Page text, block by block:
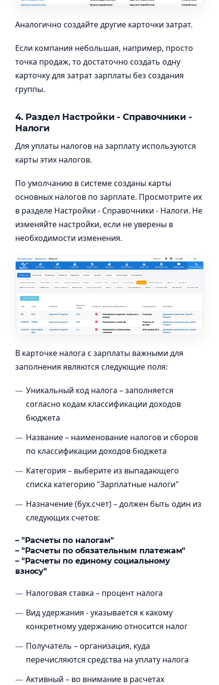
Аналогично создайте другие карточки затрат.
Если компания небольшая, например, просто
точка продаж, то достаточно создать одну
карточку для затрат зарплаты без создания
группы.
4. Раздел Настройки - Справочники -
Налоги
Для уплаты налогов на зарплату используются
карты этих налогов.
По умолчанию в системе созданы карты
основных налогов по зарплате. Просмотрите их
в разделе Настройки - Справочники - Налоги. Не
изменяйте настройки, если не уверены в
необходимости изменения.
В карточке налога с зарплаты важными для
заполнения являются следующие поля:
Уникальный код налога – заполняется
согласно кодам классификации доходов
бюджета
Название – наименование налогов и сборов
по классификации доходов бюджета
Категория – выберите из выпадающего
списка категорию "Зарплатные налоги"
Назначение (бух.счет) – должен быть один из
следующих счетов:
– "Расчеты по налогам"
– "Расчеты по обязательным платежам"
– "Расчеты по единому социальному
взносу"
Налоговая ставка – процент налога
Вид удержания - указывается к какому
конкретному удержанию относится налог
Получатель – организация, куда
перечисляются средства на уплату налога
Активный – во внимание в расчетах